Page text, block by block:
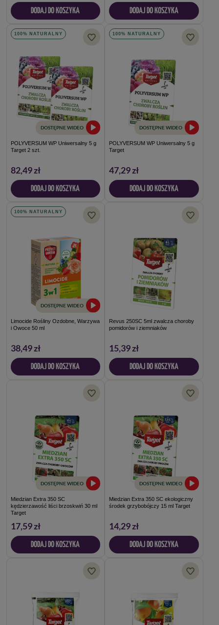
DODAJ DO KOSZYKA DODAJ DO KOSZYKA
100% NATURALNY
DOSTĘPNE WIDEO
POLYVERSUM WP Uniwersalny 5 g
Target 2 szt.
82,49 zł
DODAJ DO KOSZYKA
100% NATURALNY
DOSTĘPNE WIDEO
POLYVERSUM WP Uniwersalny 5 g
Target
47,29 zł
DODAJ DO KOSZYKA
100% NATURALNY
DOSTĘPNE WIDEO
Limocide Rośliny Ozdobne, Warzywa
i Owoce 50 ml
38,49 zł
DODAJ DO KOSZYKA
Revus 250SC 5ml zwalcza choroby
pomidorów i ziemniaków
15,39 zł
DODAJ DO KOSZYKA
DOSTĘPNE WIDEO
Miedzian Extra 350 SC
kędzierzawość liści brzoskwiń 30 ml
Target
17,59 zł
DODAJ DO KOSZYKA
DOSTĘPNE WIDEO
Miedzian Extra 350 SC ekologiczny
środek grzybobójczy 15 ml Target
14,29 zł
DODAJ DO KOSZYKA